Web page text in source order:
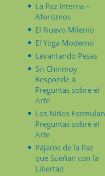
La Paz Interna –
Aforismos
El Nuevo Milenio
El Yoga Moderno
Levantando Pesas
Sri Chinmoy
Responde a
Preguntas sobre el
Arte
Los Niños Formulan
Preguntas sobre el
Arte
Pájaros de la Paz
que Sueñan con la
Libertad